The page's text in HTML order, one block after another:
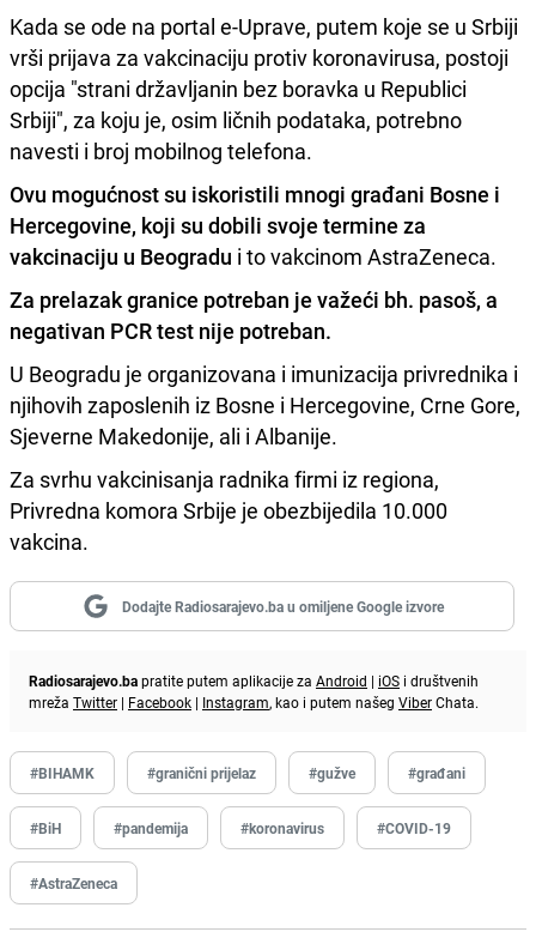
Kada se ode na portal e-Uprave, putem koje se u Srbiji
vrši prijava za vakcinaciju protiv koronavirusa, postoji
opcija "strani državljanin bez boravka u Republici
Srbiji", za koju je, osim ličnih podataka, potrebno
navesti i broj mobilnog telefona.
Ovu mogućnost su iskoristili mnogi građani Bosne i
Hercegovine, koji su dobili svoje termine za
vakcinaciju u Beogradu i to vakcinom AstraZeneca.
Za prelazak granice potreban je važeći bh. pasoš, a
negativan PCR test nije potreban.
U Beogradu je organizovana i imunizacija privrednika i
njihovih zaposlenih iz Bosne i Hercegovine, Crne Gore,
Sjeverne Makedonije, ali i Albanije.
Za svrhu vakcinisanja radnika firmi iz regiona,
Privredna komora Srbije je obezbijedila 10.000
vakcina.
Dodajte Radiosarajevo.ba u omiljene Google izvore
Radiosarajevo.bapratite putem aplikacije za Android | iOS i društvenih
mreža Twitter | Facebook | Instagram, kao i putem našeg ViberChata.
#BIHAMK #granični prijelaz #gužve #građani
#BiH #pandemija #koronavirus #COVID-19
#AstraZeneca